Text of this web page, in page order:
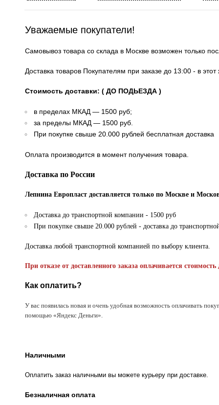
Уважаемые покупатели!
Самовывоз товара со склада в Москве возможен только
Доставка товаров Покупателям при заказе до 13:00 - в
Стоимость доставки: ( ДО ПОДЬЕЗДА )
в пределах МКАД — 1500 руб;
за пределы МКАД — 1500 руб.
При покупке свыше 20.000 рублей бесплатная доставка
Оплата производится в момент получения товара.
Доставка по России
Лепнина Европласт доставляется только по Москве и
Доставка до транспортной компании - 1500 руб
При покупке свыше 20.000 рублей - доставка до
Доставка любой транспортной компанией по выбору клиента.
При отказе от доставленного заказа оплачивается стоимость
Как оплатить?
У вас появилась новая и очень удобная возможность оплачивать
помощью «Яндекс Деньги».
Наличными
Оплатить заказ наличными вы можете курьеру при доставке.
Безналичная оплата